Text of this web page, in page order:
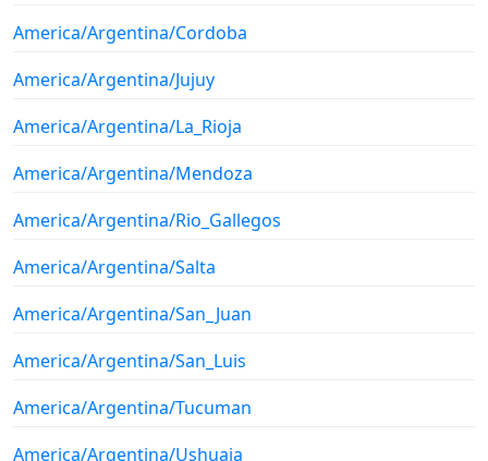
America/Argentina/Cordoba
America/Argentina/Jujuy
America/Argentina/La_Rioja
America/Argentina/Mendoza
America/Argentina/Rio_Gallegos
America/Argentina/Salta
America/Argentina/San_Juan
America/Argentina/San_Luis
America/Argentina/Tucuman
America/Argentina/Ushuaia